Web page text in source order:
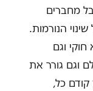
מחברים
הנורמות.
וגם
וגם גורר את
כל,